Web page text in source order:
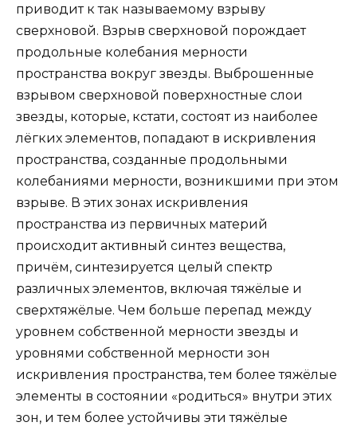
приводит к так называемому взрыву
сверхновой. Взрыв сверхновой порождает
продольные колебания мерности
пространства вокруг звезды. Выброшенные
взрывом сверхновой поверхностные слои
звезды, которые, кстати, состоят из наиболее
лёгких элементов, попадают в искривления
пространства, созданные продольными
колебаниями мерности, возникшими при этом
взрыве. В этих зонах искривления
пространства из первичных материй
происходит активный синтез вещества,
причём, синтезируется целый спектр
различных элементов, включая тяжёлые и
сверхтяжёлые. Чем больше перепад между
уровнем собственной мерности звезды и
уровнями собственной мерности зон
искривления пространства, тем более тяжёлые
элементы в состоянии «родиться» внутри этих
зон, и тем более устойчивы эти тяжёлые